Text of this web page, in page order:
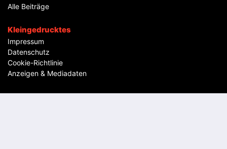
Alle Beiträge
Kleingedrucktes
Impressum
Datenschutz
Cookie-Richtlinie
Anzeigen & Mediadaten